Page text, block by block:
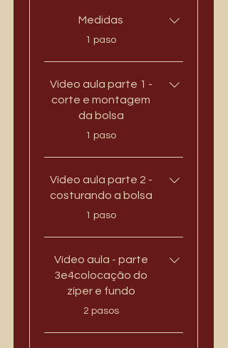
Medidas
.
1 paso
Vídeo aula parte 1 -
corte e montagem
da bolsa
.
1 paso
Vídeo aula parte 2 -
costurando a bolsa
.
1 paso
Vídeo aula - parte
3e4colocação do
zíper e fundo
.
2 pasos